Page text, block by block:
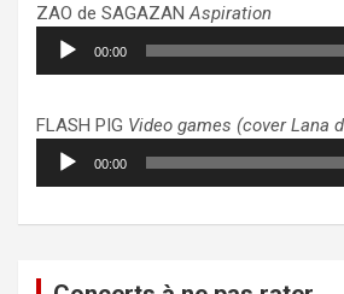
ZAO de SAGAZANAspiration
Lecteur
audio
00:00
FLASH PIG Video games (cover Lana
Lecteur
audio
00:00